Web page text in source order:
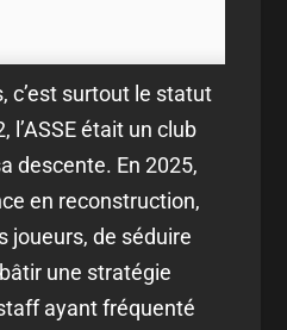
c’est surtout le statut
l’ASSE était un club
descente. En 2025,
en reconstruction,
joueurs, de séduire
une stratégie
ayant fréquenté